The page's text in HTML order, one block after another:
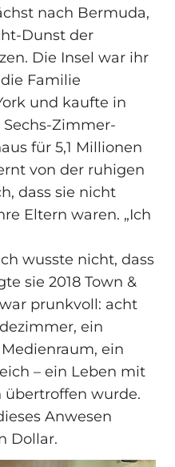
nach Bermuda,
Dunst der
Die Insel war ihr
Familie
und kaufte in
Sechs-Zimmer-
für 5,1 Millionen
von der ruhigen
dass sie nicht
Eltern waren. „Ich
wusste nicht, dass
sie 2018 Town &
prunkvoll: acht
ein
ein
– ein Leben mit
übertroffen wurde.
Anwesen
Dollar.